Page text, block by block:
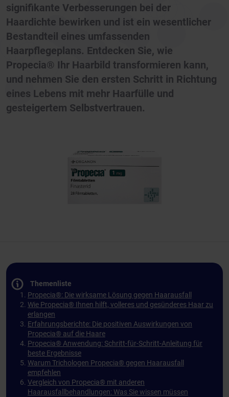
signifikante Verbesserungen bei der
Haardichte bewirken und ist ein wesentlicher
Bestandteil eines umfassenden
Haarpflegeplans. Entdecken Sie, wie
Propecia® Ihr Haarbild transformieren kann,
und nehmen Sie den ersten Schritt in Richtung
eines Lebens mit mehr Haarfülle und
gesteigertem Selbstvertrauen.
Themenliste
Propecia®: Die wirksame Lösung gegen Haarausfall
Wie Propecia® Ihnen hilft, volleres und gesünderes Haar zu
erlangen
Erfahrungsberichte: Die positiven Auswirkungen von
Propecia® auf die Haare
Propecia® Anwendung: Schritt-für-Schritt-Anleitung für
beste Ergebnisse
Warum Trichologen Propecia® gegen Haarausfall
empfehlen
Vergleich von Propecia® mit anderen
Haarausfallbehandlungen: Was Sie wissen müssen